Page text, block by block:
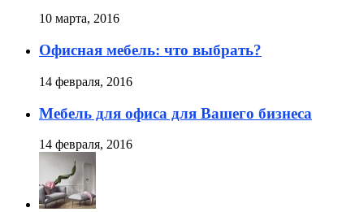
10 марта, 2016
Офисная мебель: что выбрать?
14 февраля, 2016
Мебель для офиса для Вашего бизнеса
14 февраля, 2016